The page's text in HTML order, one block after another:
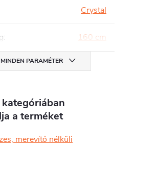
Crystal
: 160 cm
MINDEN PARAMÉTER
kategóriában
a terméket
merevítő nélküli